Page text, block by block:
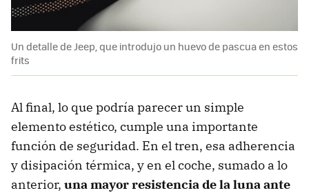
Un detalle de Jeep, que introdujo un huevo de pascua en estos
frits
Al final, lo que podría parecer un simple
elemento estético, cumple una importante
función de seguridad. En el tren, esa adherencia
y disipación térmica, y en el coche, sumado a lo
anterior, una mayor resistencia de la luna ante